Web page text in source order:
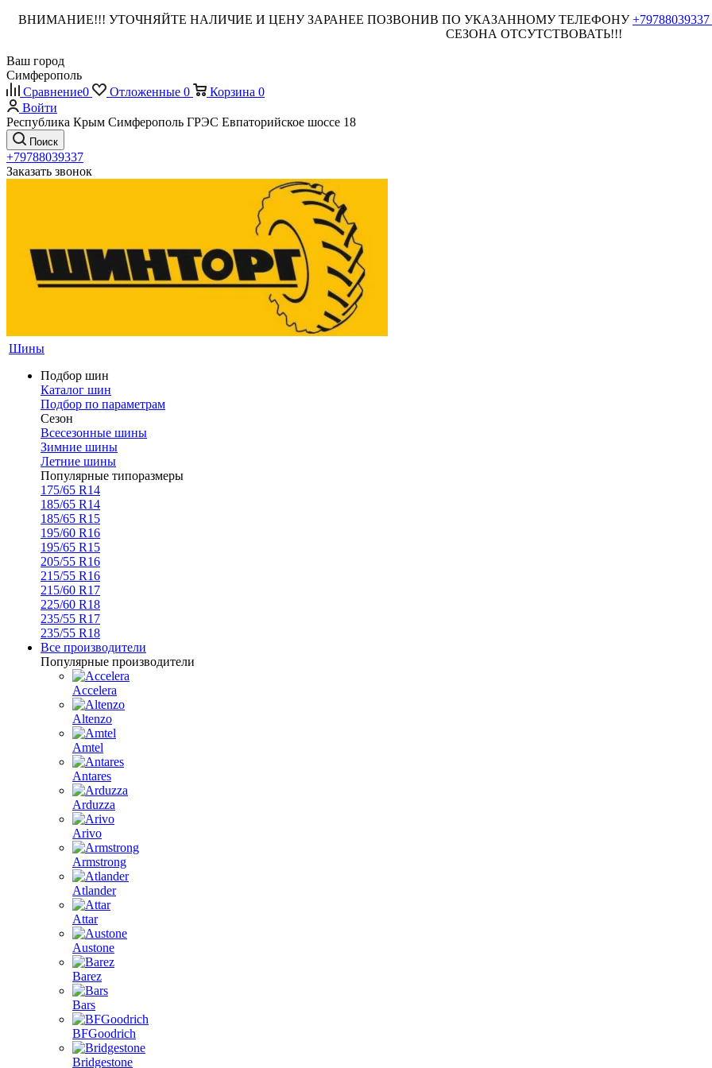
ВНИМАНИЕ!!! УТОЧНЯЙТЕ НАЛИЧИЕ И ЦЕНУ ЗАРАНЕЕ ПОЗВОНИВ ПО УКАЗАННОМУ ТЕЛЕФОНУ+79788039337
СЕЗОНА ОТСУТСТВОВАТЬ!!!
Ваш город
Симферополь
Сравнение0 Отложенные 0 Корзина 0
Войти
Республика Крым Симферополь ГРЭС Евпаторийское шоссе 18
Поиск
+79788039337
Заказать звонок
Шины
Подбор шин
Каталог шин
Подбор по параметрам
Сезон
Всесезонные шины
Зимние шины
Летние шины
Популярные типоразмеры
175/65 R14
185/65 R14
185/65 R15
195/60 R16
195/65 R15
205/55 R16
215/55 R16
215/60 R17
225/60 R18
235/55 R17
235/55 R18
Все производители
Популярные производители
Accelera
Altenzo
Amtel
Antares
Arduzza
Arivo
Armstrong
Atlander
Attar
Austone
Barez
Bars
BFGoodrich
Bridgestone